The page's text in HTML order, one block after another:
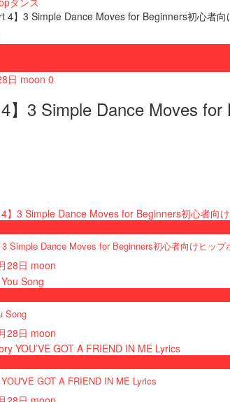
4】3 Simple Dance Moves for Beginners初心者
日 moon 0
4】3 Simple Dance Moves
3 Simple Dance Moves for Beginners初心者向けヒッ
28日 moon
Song
28日 moon
GOT A FRIEND IN ME Lyrics